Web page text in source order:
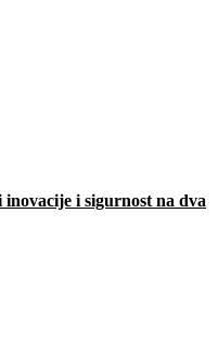
i sigurnost na dva